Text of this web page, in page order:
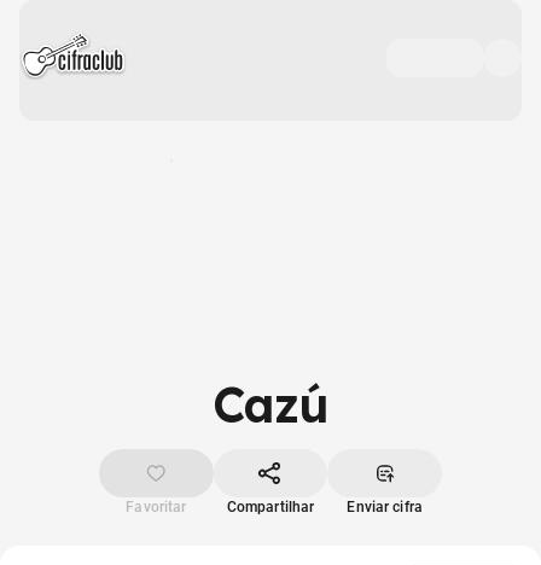
Cazú
Favoritar Compartilhar Enviar cifra